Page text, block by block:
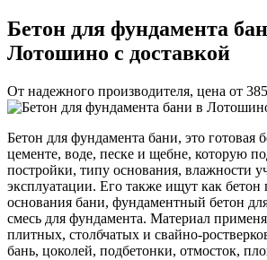
Бетон для фундамента
Лотошино с доставкой
От надежного производителя, цена от
Бетон для фундамента бани, это готовая
цементе, воде, песке и щебне, которую
постройки, типу основания, влажности
эксплуатации. Его также ищут как
основания бани, фундаментный бетон
смесь для фундамента. Материал
плитных, столбчатых и свайно-
бань, цоколей, подбетонки, отмосток,